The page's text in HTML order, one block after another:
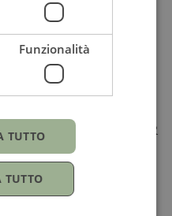
TUDOR
Funzionalità
TUTTO
TUTTO